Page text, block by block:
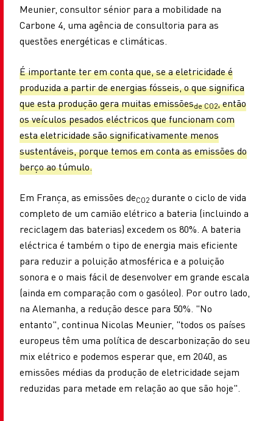
Meunier, consultor sénior para a mobilidade na
Carbone 4, uma agência de consultoria para as
questões energéticas e climáticas.
É importante ter em conta que, se a eletricidade é
produzida a partir de energias fósseis, o que significa
que esta produção gera muitas emissõesde CO2, então
os veículos pesados eléctricos que funcionam com
esta eletricidade são significativamente menos
sustentáveis, porque temos em conta as emissões do
berço ao túmulo.
Em França, as emissões deCO2 durante o ciclo de vida
completo de um camião elétrico a bateria (incluindo a
reciclagem das baterias) excedem os 80%. A bateria
eléctrica é também o tipo de energia mais eficiente
para reduzir a poluição atmosférica e a poluição
sonora e o mais fácil de desenvolver em grande escala
(ainda em comparação com o gasóleo). Por outro lado,
na Alemanha, a redução desce para 50%. "No
entanto", continua Nicolas Meunier, "todos os países
europeus têm uma política de descarbonização do seu
mix elétrico e podemos esperar que, em 2040, as
emissões médias da produção de eletricidade sejam
reduzidas para metade em relação ao que são hoje".